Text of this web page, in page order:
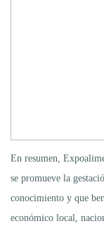
En resumen,
se promueve la
conocimiento y que
económico local,